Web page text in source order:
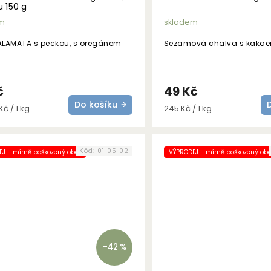
150 g
/ 1 kg Do košíku
s peckou, s oregánem
skladem
49 Kč
Měrná
245 Kč / 1 kg
Sezamová chalva s
- mírně poškozený obal
–42 %
Kód: 01 05 02 VÝPRODEJ - mírně poškozený